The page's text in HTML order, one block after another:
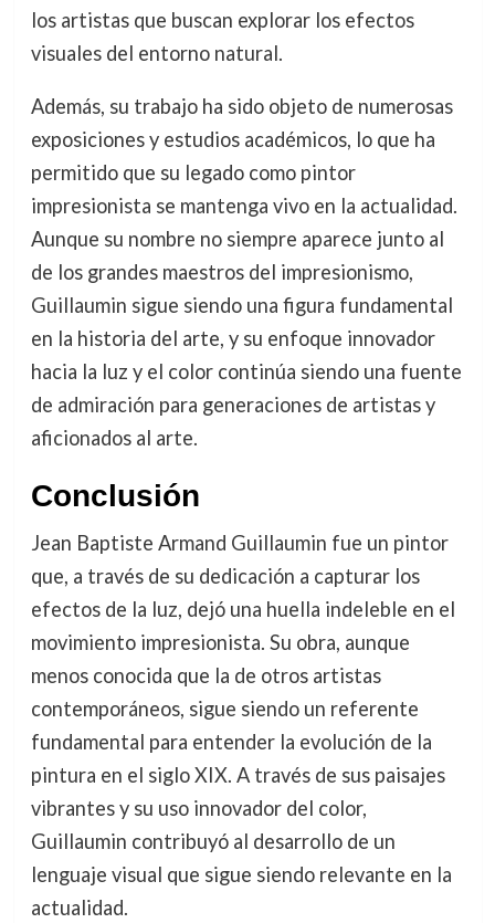
los artistas que buscan explorar los efectos
visuales del entorno natural.
Además, su trabajo ha sido objeto de numerosas
exposiciones y estudios académicos, lo que ha
permitido que su legado como pintor
impresionista se mantenga vivo en la actualidad.
Aunque su nombre no siempre aparece junto al
de los grandes maestros del impresionismo,
Guillaumin sigue siendo una figura fundamental
en la historia del arte, y su enfoque innovador
hacia la luz y el color continúa siendo una fuente
de admiración para generaciones de artistas y
aficionados al arte.
Conclusión
Jean Baptiste Armand Guillaumin fue un pintor
que, a través de su dedicación a capturar los
efectos de la luz, dejó una huella indeleble en el
movimiento impresionista. Su obra, aunque
menos conocida que la de otros artistas
contemporáneos, sigue siendo un referente
fundamental para entender la evolución de la
pintura en el siglo XIX. A través de sus paisajes
vibrantes y su uso innovador del color,
Guillaumin contribuyó al desarrollo de un
lenguaje visual que sigue siendo relevante en la
actualidad.